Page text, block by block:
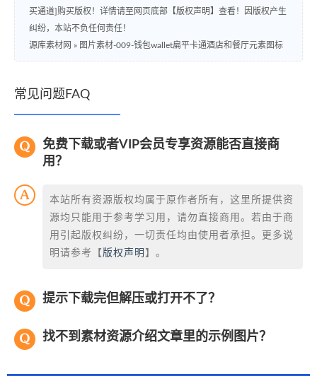
买通道]购买版权！详情请至网页底部【版权声明】查看！因版权产生
纠纷，本站不负任何责任！
源库素材网 » 图片素材-009-钱包wallet扁平卡通酒店和餐厅元素图标
常见问题FAQ
免费下载或者VIP会员专享资源能否直接商
用？
本站所有资源版权均属于原作者所有，这里所提供资
源均只能用于参考学习用，请勿直接商用。若由于商
用引起版权纠纷，一切责任均由使用者承担。更多说
明请参考【 版权声明 】。
提示下载完但解压或打开不了？
找不到素材资源介绍文章里的示例图片？